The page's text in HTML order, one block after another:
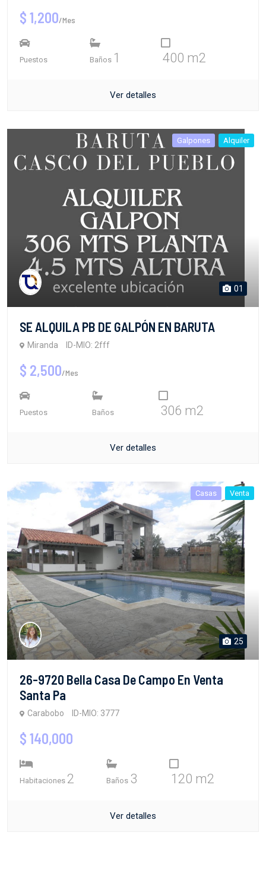
$ 1,200/Mes
Puestos Baños 1 400 m2
Ver detalles
Galpones Alquiler
01
SE ALQUILA PB DE GALPÓN EN BARUTA
Miranda ID-MIO: 2fff
$ 2,500/Mes
Puestos Baños 306 m2
Ver detalles
Casas Venta
25
26-9720 Bella Casa De Campo En Venta
Santa Pa
Carabobo ID-MIO: 3777
$ 140,000
Habitaciones 2 Baños 3 120 m2
Ver detalles